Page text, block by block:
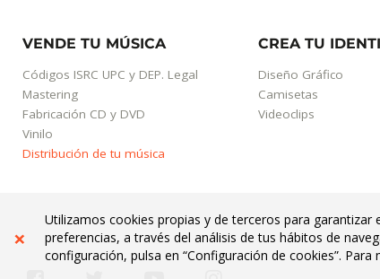
VENDE TU MÚSICA
Códigos ISRC UPC y DEP. Legal
Mastering
Fabricación CD y DVD
Vinilo
Distribución de tu música
CREA TU
Diseño Gráfico
Camisetas
Videoclips
×
Utilizamos cookies propias y de terceros para
preferencias, a través del análisis de tus hábitos de
configuración, pulsa en “Configuración de cookies”.